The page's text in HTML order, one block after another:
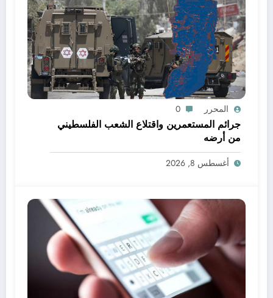
المحرر 0
جرائم المستعمرين واقتلاع الشعب الفلسطيني
من أرضه
أغسطس 8, 2026